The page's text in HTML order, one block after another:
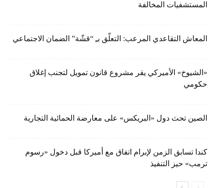
المستشفيات المخالفة
المعاش التقاعدي المرعب: التعلّق بـِ “قشّة” الضمان الاجتماعي
«الشيوخ» الأميركي يقر مشروع قانون تمويل لتجنب إغلاق
حكومي
الصين تحث دول «البريكس» على معارضة الحمائية التجارية
كندا تسابق الزمن لإبرام اتفاق مع أميركا قبل دخول «رسوم
ترمب» حيز التنفيذ